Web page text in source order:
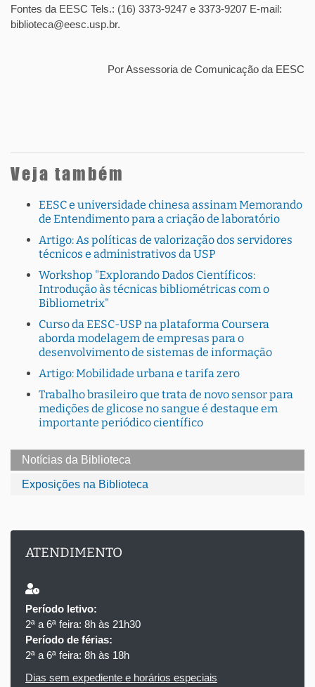
Notícias da Biblioteca
Exposições na Biblioteca
ATENDIMENTO
Período letivo:
2ª a 6ª feira: 8h às 21h30
Período de férias:
2ª a 6ª feira: 8h às 18h
Dias sem expediente e horários especiais
Fontes da EESC Tels.: (16) 3373-9247 e 3373-9207 E-mail:
biblioteca@eesc.usp.br.
Por Assessoria de Comunicação da EESC
Veja também
EESC e universidade chinesa assinam Memorando
de Entendimento para a criação de laboratório
Artigo: As políticas de valorização dos servidores
técnicos e administrativos da USP
Workshop "Explorando Dados Científicos:
Introdução às técnicas bibliométricas com o
Bibliometrix"
Curso da EESC-USP na plataforma Coursera
aborda modelagem de empresas para o
desenvolvimento de sistemas de informação
Artigo: Mobilidade urbana e tarifa zero
Trabalho brasileiro que trata de novo sensor para
medições de glicose no sangue é destaque em
importante periódico científico